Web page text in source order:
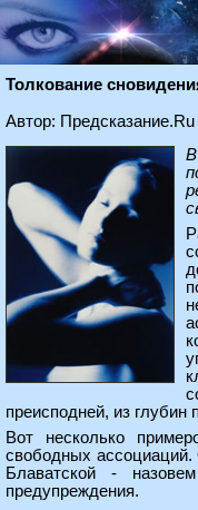
Толкование
Автор: Предсказание.Ru
преисподней, из глубин
Вот несколько
свободных
Блаватской -
предупреждения.